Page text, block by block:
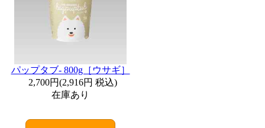
パップタブ- 800g［ウサギ］
2,700円(2,916円 税込)
在庫あり